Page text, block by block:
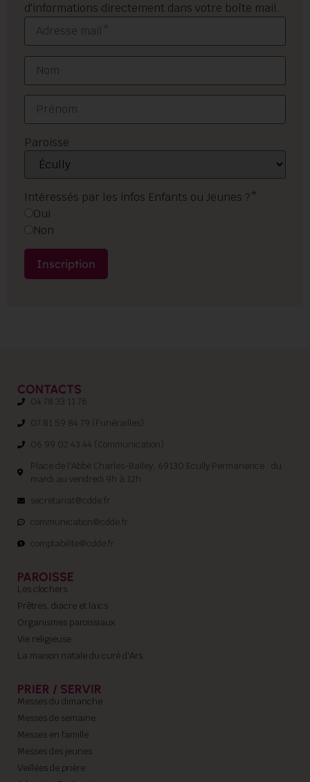
d'informations directement dans votre boîte mail.
Paroisse
Intéressés par les infos Enfants ou Jeunes ?*
Oui
Non
CONTACTS
04 78 33 11 76
07 81 59 84 79 (Funérailles)
06 99 02 43 44 (Communication)
Place de l'Abbé Charles-Balley, 69130 Ecully Permanence : du
mardi au vendredi 9h à 12h
secretariat@cdde.fr
communication@cdde.fr
comptabilite@cdde.fr
PAROISSE
Les clochers
Prêtres, diacre et laïcs
Organismes paroissiaux
Vie religieuse
La maison natale du curé d'Ars
PRIER / SERVIR
Messes du dimanche
Messes de semaine
Messes en famille
Messes des jeunes
Veillées de prière